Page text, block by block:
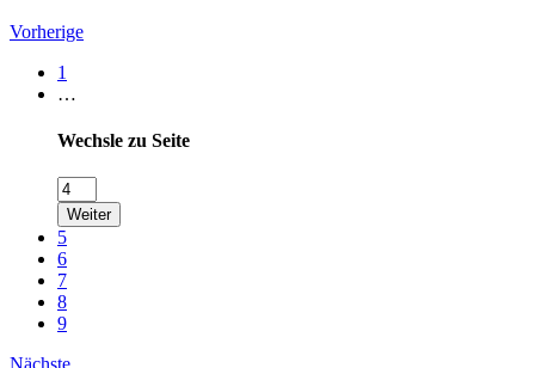
Vorherige
1
…
Wechsle zu Seite
Weiter
5
6
7
8
9